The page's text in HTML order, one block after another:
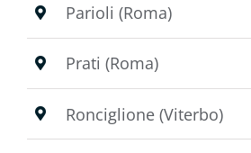
Parioli (Roma)
Prati (Roma)
Ronciglione (Viterbo)